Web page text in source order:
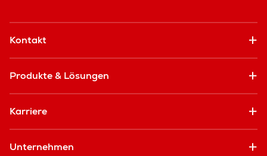
Kontakt
Produkte & Lösungen
Karriere
Unternehmen